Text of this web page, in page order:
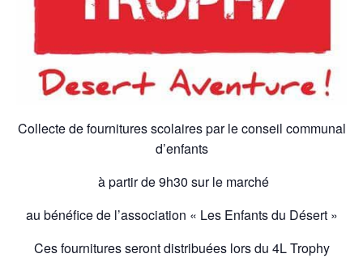
Collecte de fournitures scolaires par le conseil communal
d’enfants
à partir de 9h30 sur le marché
au bénéfice de l’association « Les Enfants du Désert »
Ces fournitures seront distribuées lors du 4L Trophy